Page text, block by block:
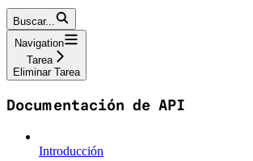
Buscar...
Navigation
Tarea
Eliminar Tarea
Documentación de API
Introducción